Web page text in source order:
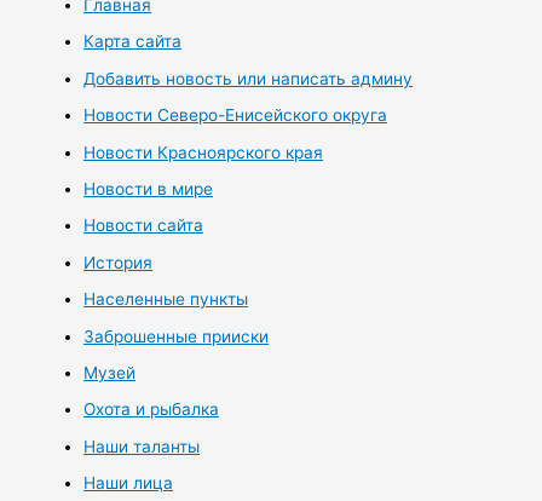
Главная
Карта сайта
Добавить новость или написать админу
Новости Северо-Енисейского округа
Новости Красноярского края
Новости в мире
Новости сайта
История
Населенные пункты
Заброшенные прииски
Музей
Охота и рыбалка
Наши таланты
Наши лица